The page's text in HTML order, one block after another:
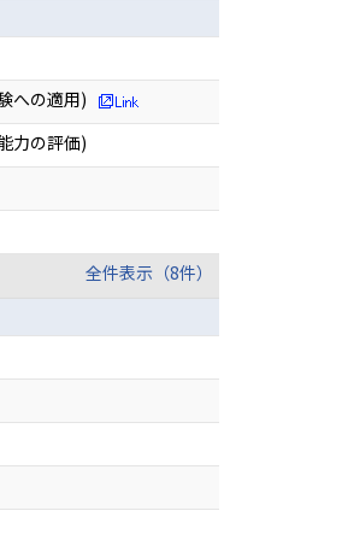
への適用)
力の評価)
全件表示（8件）